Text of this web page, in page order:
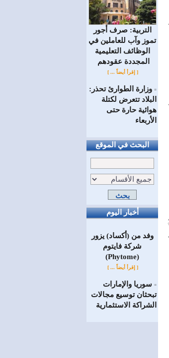
التربية: صرف أجور
تموز وآب للعاملين في
الوظائف ‏التعليمية
المجددة عقودهم ‏
[ إقرأ أيضاً ... ]
= وزارة الطوارئ تحذر:
البلاد تتعرض لكتلة
هوائية حارة حتى
الأربعاء
البحث في الموقع
أخبار اليوم
وفد من (أكساد) يزور
شركة فايتوم
(Phytome)
[ إقرأ أيضاً ... ]
= سوريا والإمارات
تبحثان توسيع مجالات
الشراكة الاستثمارية